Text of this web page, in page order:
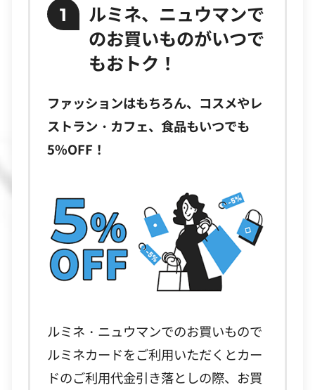
1
ルミネ、ニュウマンで
のお買いものがいつで
もおトク！
ファッションはもちろん、コスメやレ
ストラン・カフェ、食品もいつでも
5%OFF！
ルミネ・ニュウマンでのお買いもので
ルミネカードをご利用いただくとカー
ドのご利用代金引き落としの際、お買